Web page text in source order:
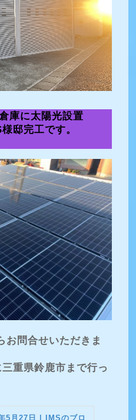
庫に太陽光設置
邸完工です。
お問合せいただきま
重県鈴鹿市まで行っ
5月27日 | IMSのブロ